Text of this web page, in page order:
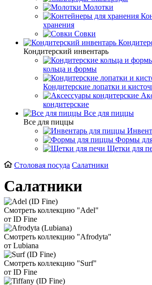
Молотки
хранения
Совки
Кондитерский инвентарь
кольца и формы
Кондитерские лопатки и
кондитерские
Все для пиццы
Все для пиццы
Формы
Щетки для
Столовая посуда Салатники
Салатники
Смотреть коллекцию "Adel"
от ID Fine
Смотреть коллекцию "Afrodyta"
от Lubiana
Смотреть коллекцию "Surf"
от ID Fine